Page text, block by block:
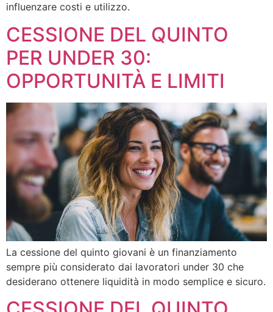
influenzare costi e utilizzo.
CESSIONE DEL QUINTO
PER UNDER 30:
OPPORTUNITÀ E LIMITI
La cessione del quinto giovani è un finanziamento
sempre più considerato dai lavoratori under 30 che
desiderano ottenere liquidità in modo semplice e sicuro.